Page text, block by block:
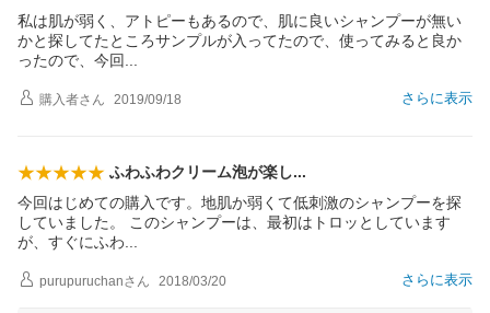
私は肌が弱く、アトピーもあるので、肌に良いシャンプーが無い
かと探してたところサンプルが入ってたので、使ってみると良か
ったので、今回
さらに表示
購入者さん 2019/09/18
ふわふわクリーム泡が楽し
今回はじめての購入です。地肌か弱くて低刺激のシャンプーを探
していました。 このシャンプーは、最初はトロッとしています
が、すぐにふわ
さらに表示
purupuruchanさん 2018/03/20